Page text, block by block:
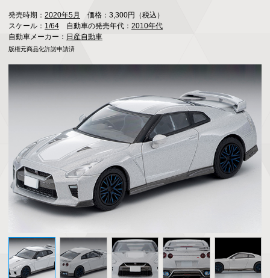
発売時期： 2020年5月
価格：3,300円（税込）
スケール： 1/64 自動車の発売年代： 2010年代
自動車メーカー： 日産自動車
版権元商品化許諾申請済